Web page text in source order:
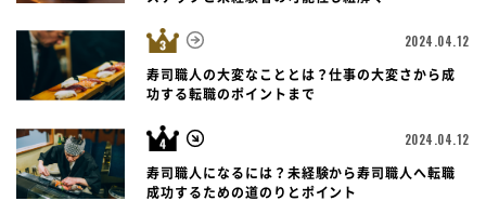
2024.04.12
寿司職人の大変なこととは？仕事の大変さから成
功する転職のポイントまで
2024.04.12
寿司職人になるには？未経験から寿司職人へ転職
成功するための道のりとポイント